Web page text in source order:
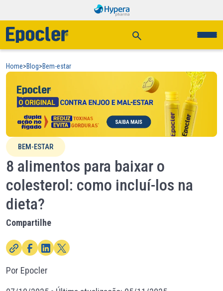
Home>Blog>Bem-estar
BEM-ESTAR
8 alimentos para baixar o
colesterol: como incluí-los na
dieta?
Compartilhe
Por Epocler